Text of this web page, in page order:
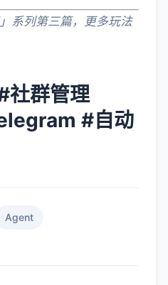
系列第三篇，更多玩法
社群管理
#自动
Agent